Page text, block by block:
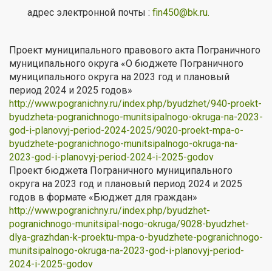
адрес электронной почты : fin450@bk.ru.
Проект муниципального правового акта Пограничного
муниципального округа «О бюджете Пограничного
муниципального округа на 2023 год и плановый
период 2024 и 2025 годов»
http://www.pogranichny.ru/index.php/byudzhet/940-proekt-
byudzheta-pogranichnogo-munitsipalnogo-okruga-na-2023-
god-i-planovyj-period-2024-2025/9020-proekt-mpa-o-
byudzhete-pogranichnogo-munitsipalnogo-okruga-na-
2023-god-i-planovyj-period-2024-i-2025-godov
Проект бюджета Пограничного муниципального
округа на 2023 год и плановый период 2024 и 2025
годов в формате «Бюджет для граждан»
http://www.pogranichny.ru/index.php/byudzhet-
pogranichnogo-munitsipal-nogo-okruga/9028-byudzhet-
dlya-grazhdan-k-proektu-mpa-o-byudzhete-pogranichnogo-
munitsipalnogo-okruga-na-2023-god-i-planovyj-period-
2024-i-2025-godov